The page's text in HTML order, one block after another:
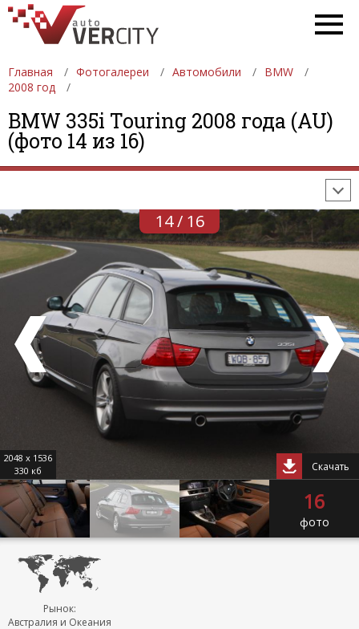
Главная Фотогалереи Автомобили
BMW
2008 год
BMW 335i Touring 2008 года (AU)
(фото 14 из 16)
ФОТОГАЛЕРЕИ АВТОМОБИЛИ
ДЕВУШКИ
АВТОСАЛОНЫ
ФОРМУЛА-1
14 / 16
2048 x 1536
330 кб
Скачать
16
фото
Рынок:
Австралия и Океания